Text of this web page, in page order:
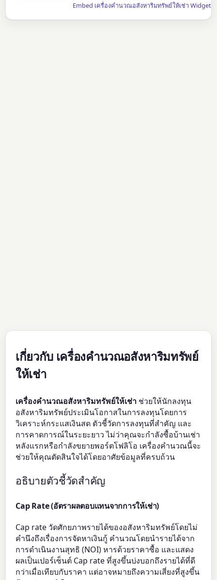
Embed เครื่องคำนวณอสังหาริมทรัพย์ให้เช่า Widget
เกี่ยวกับ เครื่องคำนวณอสังหาริมทรัพย์
ให้เช่า
เครื่องคำนวณอสังหาริมทรัพย์ให้เช่า ช่วยให้นักลงทุน
อสังหาริมทรัพย์ประเมินโอกาสในการลงทุนโดยการ
วิเคราะห์กระแสเงินสด ตัวชี้วัดการลงทุนที่สำคัญ และ
การคาดการณ์ในระยะยาว ไม่ว่าคุณจะกำลังซื้อบ้านเช่า
หลังแรกหรือกำลังขยายพอร์ตโฟลิโอ เครื่องคำนวณนี้จะ
ช่วยให้คุณตัดสินใจได้โดยอาศัยข้อมูลที่ครบถ้วน
อธิบายตัวชี้วัดสำคัญ
Cap Rate (อัตราผลตอบแทนจากการให้เช่า)
Cap rate วัดศักยภาพรายได้ของอสังหาริมทรัพย์โดยไม่
คำนึงถึงเรื่องการจัดหาเงินกู้ คำนวณโดยนำรายได้จาก
การดำเนินงานสุทธิ (NOI) หารด้วยราคาซื้อ และแสดง
ผลเป็นเปอร์เซ็นต์ Cap rate ที่สูงขึ้นบ่งบอกถึงรายได้ที่ดี
กว่าเมื่อเทียบกับราคา แต่อาจหมายถึงความเสี่ยงที่สูงขึ้น